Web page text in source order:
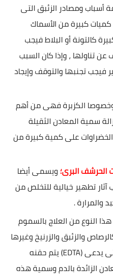
أسباب ومصادر الزئبق التى
كميات كبيرة من الأسماك
كالتونة أو البلاط فيجب
عن تناولها ، وإذا كان السبب
فيجب تجنبها والتوقف وإيجاد
الكزبرة فهى من أهم
سمية المعادن الثقيلة
على كمية كبيرة من
الحرشف البرى؛ويسمى أيضا
تطهير خيالية للتخلص من
والمرارة .
النوع من العلاج بالسموم
والزئبق والزرنيخ وغيرها
، ويحتوى على محلول كيميائى يدعى (EDTA) يتم حقنه
الزائدة بالدم وسمية هذه